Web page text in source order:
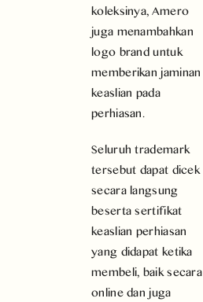
koleksinya, Amero
juga menambahkan
logo brand untuk
memberikan jaminan
keaslian pada
perhiasan.
Seluruh trademark
tersebut dapat dicek
secara langsung
beserta sertifikat
keaslian perhiasan
yang didapat ketika
membeli, baik secara
online dan juga